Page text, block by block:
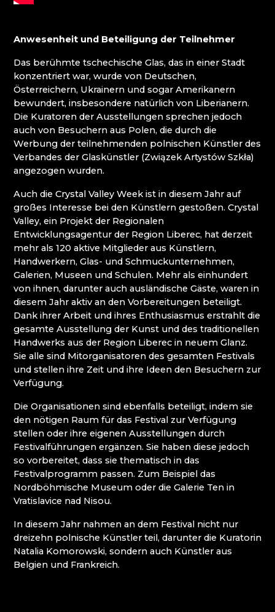
Železný Brod (Eisenbrod)
NOVÝ BOR: HÖHERE BERUFSSCHULE FÜR
PAČINEK GLASS
PERLEN NB
PISKOVACKA
PRECIOSA LIGHTING
PROUSEK EXKLUSIVE LIGHTING
RESORT HVOZD
SKLO.
STUDIO VINU
SVOJKOV GLASHÜTTE, JIŘÍ HAIDL
TRISHARDS
VAGNERGLASS
VEREIN DER FREUNDE DER GLASHÜTTE
CHŘIBSKÁ
VLADIMIR KLEIN
VYDRY STUDIO
WEIHNACHTSKRIPPEN KRYŠTOFOVO ÚDOLÍ
(CHRISTOFSGRUND)
Riesengebirge
EVA EDLER GLASS ART
GLASHÜTTE JULIA
GLASHÜTTE UND BRAUEREI NOVOSAD &
HANA ŠEBKOVÁ
RATAS JUSTYNA RATASIEWICZ
RAUTIS
RIESENGEBIRGSMUSEUM
Isergebirge
ARCON BIJOUX / COLLEGIUM TRADE
ARTCRYSTAL TOMEŠ
ATLAS BIJOUX
BEADGAME
Anwesenheit und Beteiligung der Teilnehmer
Das berühmte tschechische Glas, das in einer Stadt
konzentriert war, wurde von Deutschen,
Österreichern, Ukrainern und sogar Amerikanern
bewundert, insbesondere natürlich von Liberianern.
Die Kuratoren der Ausstellungen sprechen jedoch
auch von Besuchern aus Polen, die durch die
Werbung der teilnehmenden polnischen Künstler des
Verbandes der Glaskünstler (Związek Artystów Szkła)
angezogen wurden.
Auch die Crystal Valley Week ist in diesem Jahr auf
großes Interesse bei den Künstlern gestoßen. Crystal
Valley, ein Projekt der Regionalen
Entwicklungsagentur der Region Liberec, hat derzeit
mehr als 120 aktive Mitglieder aus Künstlern,
Handwerkern, Glas- und Schmuckunternehmen,
Galerien, Museen und Schulen. Mehr als einhundert
von ihnen, darunter auch ausländische Gäste, waren in
diesem Jahr aktiv an den Vorbereitungen beteiligt.
Dank ihrer Arbeit und ihres Enthusiasmus erstrahlt die
gesamte Ausstellung der Kunst und des traditionellen
Handwerks aus der Region Liberec in neuem Glanz.
Sie alle sind Mitorganisatoren des gesamten Festivals
und stellen ihre Zeit und ihre Ideen den Besuchern zur
Verfügung.
Die Organisationen sind ebenfalls beteiligt, indem sie
den nötigen Raum für das Festival zur Verfügung
stellen oder ihre eigenen Ausstellungen durch
Festivalführungen ergänzen. Sie haben diese jedoch
so vorbereitet, dass sie thematisch in das
Festivalprogramm passen. Zum Beispiel das
Nordböhmische Museum oder die Galerie Ten in
Vratislavice nad Nisou.
In diesem Jahr nahmen an dem Festival nicht nur
dreizehn polnische Künstler teil, darunter die Kuratorin
Natalia Komorowski, sondern auch Künstler aus
Belgien und Frankreich.